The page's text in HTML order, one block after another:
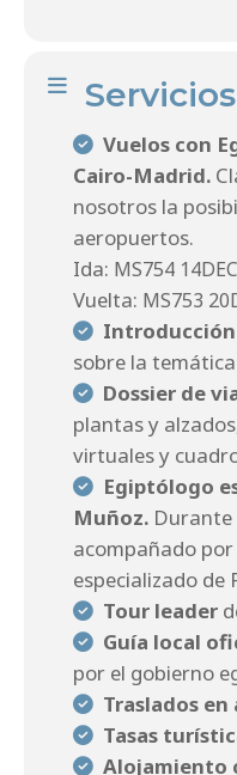
Vuelos con
Cairo-Madrid.
nosotros la
aeropuertos.
Ida: MS754
Vuelta: MS753
sobre la
Dossier de
plantas y
virtuales y
Egiptólogo
Muñoz. Durante
acompañado
especializado de
Tour leader
Guía local
por el gobierno
Traslados
Tasas
Alojamiento